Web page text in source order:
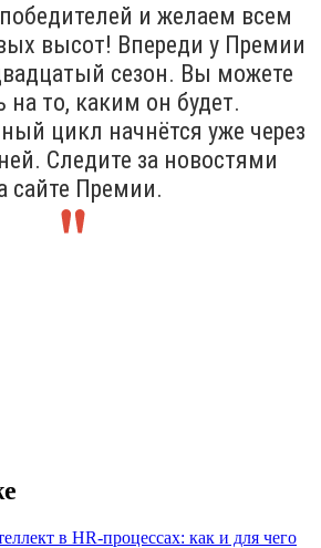
и желаем всем
высот! Впереди у Премии
сезон. Вы можете
на то, каким он будет.
цикл начнётся уже через
Следите за новостями
сайте Премии.